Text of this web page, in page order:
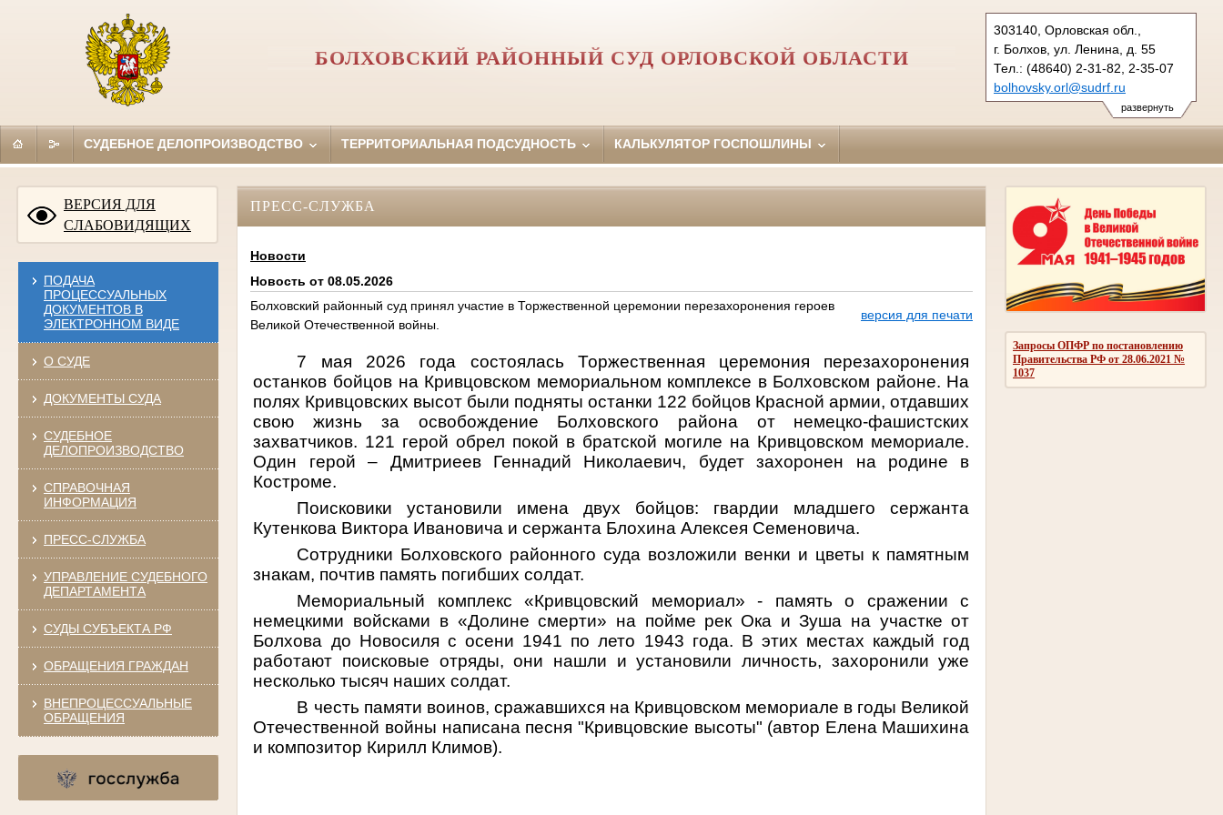
развернуть
303140, Орловская обл.,
г. Болхов, ул. Ленина, д. 55
Тел.: (48640) 2-31-82, 2-35-07
bolhovsky.orl@sudrf.ru
БОЛХОВСКИЙ РАЙОННЫЙ СУД ОРЛОВCКОЙ ОБЛАСТИ
СУДЕБНОЕ ДЕЛОПРОИЗВОДСТВО ТЕРРИТОРИАЛЬНАЯ ПОДСУДНОСТЬ КАЛЬКУЛЯТОР ГОСПОШЛИНЫ
ВЕРСИЯ ДЛЯ
СЛАБОВИДЯЩИХ
ПОДАЧА
ПРОЦЕССУАЛЬНЫХ
ДОКУМЕНТОВ В
ЭЛЕКТРОННОМ ВИДЕ
О СУДЕ
ДОКУМЕНТЫ СУДА
СУДЕБНОЕ
ДЕЛОПРОИЗВОДСТВО
СПРАВОЧНАЯ
ИНФОРМАЦИЯ
ПРЕСС-СЛУЖБА
УПРАВЛЕНИЕ СУДЕБНОГО
ДЕПАРТАМЕНТА
СУДЫ СУБЪЕКТА РФ
ОБРАЩЕНИЯ ГРАЖДАН
ВНЕПРОЦЕССУАЛЬНЫЕ
ОБРАЩЕНИЯ
Запросы ОПФР по постановлению
Правительства РФ от 28.06.2021 №
1037
ПРЕСС-СЛУЖБА
Новости
Новость от 08.05.2026
Болховский районный суд принял участие в Торжественной церемонии перезахоронения героев
Великой Отечественной войны.
версия для печати
7 мая 2026 года состоялась Торжественная церемония перезахоронения
останков бойцов на Кривцовском мемориальном комплексе в Болховском районе. На
полях Кривцовских высот были подняты останки 122 бойцов Красной армии, отдавших
свою жизнь за освобождение Болховского района от немецко-фашистских
захватчиков. 121 герой обрел покой в братской могиле на Кривцовском мемориале.
Один герой – Дмитриеев Геннадий Николаевич, будет захоронен на родине в
Костроме.
Поисковики установили имена двух бойцов: гвардии младшего сержанта
Кутенкова Виктора Ивановича и сержанта Блохина Алексея Семеновича.
Сотрудники Болховского районного суда возложили венки и цветы к памятным
знакам, почтив память погибших солдат.
Мемориальный комплекс «Кривцовский мемориал» - память о сражении с
немецкими войсками в «Долине смерти» на пойме рек Ока и Зуша на участке от
Болхова до Новосиля с осени 1941 по лето 1943 года. В этих местах каждый год
работают поисковые отряды, они нашли и установили личность, захоронили уже
несколько тысяч наших солдат.
В честь памяти воинов, сражавшихся на Кривцовском мемориале в годы Великой
Отечественной войны написана песня "Кривцовские высоты" (автор Елена Машихина
и композитор Кирилл Климов).